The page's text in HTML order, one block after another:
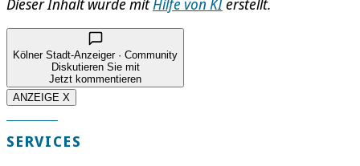
Kölner Stadt-Anzeiger · Community
Diskutieren Sie mit
Jetzt kommentieren
ANZEIGE X
SERVICES